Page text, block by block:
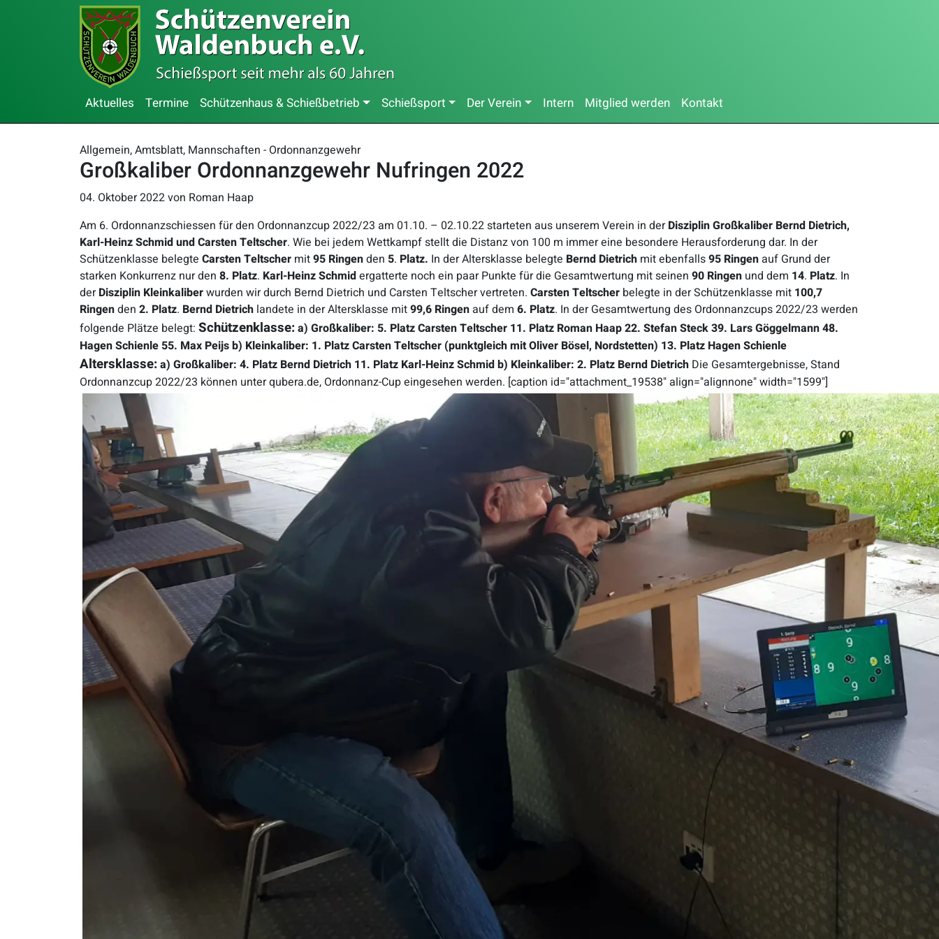
Aktuelles Termine Schützenhaus & Schießbetrieb Schießsport Der Verein Intern Mitglied werden Kontakt
Allgemein, Amtsblatt, Mannschaften - Ordonnanzgewehr
Großkaliber Ordonnanzgewehr Nufringen 2022
04. Oktober 2022von Roman Haap
Am 6. Ordonnanzschiessen für den Ordonnanzcup 2022/23 am 01.10. – 02.10.22 starteten aus unserem Verein in derDisziplin Großkaliber Bernd Dietrich,
Karl-Heinz Schmid und Carsten Teltscher. Wie bei jedem Wettkampf stellt die Distanz von 100 m immer eine besondere Herausforderung dar. In der
Schützenklasse belegte Carsten Teltscher mit95 Ringenden 5. Platz. In der Altersklasse belegte Bernd Dietrich mit ebenfalls95 Ringenauf Grund der
starken Konkurrenz nur den 8. Platz. Karl-Heinz Schmidergatterte noch ein paar Punkte für die Gesamtwertung mit seinen 90 Ringen und dem 14. Platz. In
derDisziplin Kleinkaliberwurden wir durch Bernd Dietrich und Carsten Teltscher vertreten. Carsten Teltscher belegte in der Schützenklasse mit 100,7
Ringenden 2. Platz. Bernd Dietrich landete in der Altersklasse mit99,6 Ringenauf dem 6. Platz. In der Gesamtwertung des Ordonnanzcups 2022/23 werden
folgende Plätze belegt: Schützenklasse:a) Großkaliber: 5. Platz Carsten Teltscher 11. Platz Roman Haap22. Stefan Steck39. Lars Göggelmann48.
Hagen Schienle55. Max Peijsb) Kleinkaliber: 1. Platz Carsten Teltscher (punktgleich mit Oliver Bösel, Nordstetten) 13. Platz Hagen Schienle
Altersklasse:a) Großkaliber: 4. Platz Bernd Dietrich 11. Platz Karl-Heinz Schmidb) Kleinkaliber: 2. Platz Bernd Dietrich Die Gesamtergebnisse, Stand
Ordonnanzcup 2022/23 können unter qubera.de, Ordonnanz-Cup eingesehen werden. [caption id="attachment_19538" align="alignnone" width="1599"]